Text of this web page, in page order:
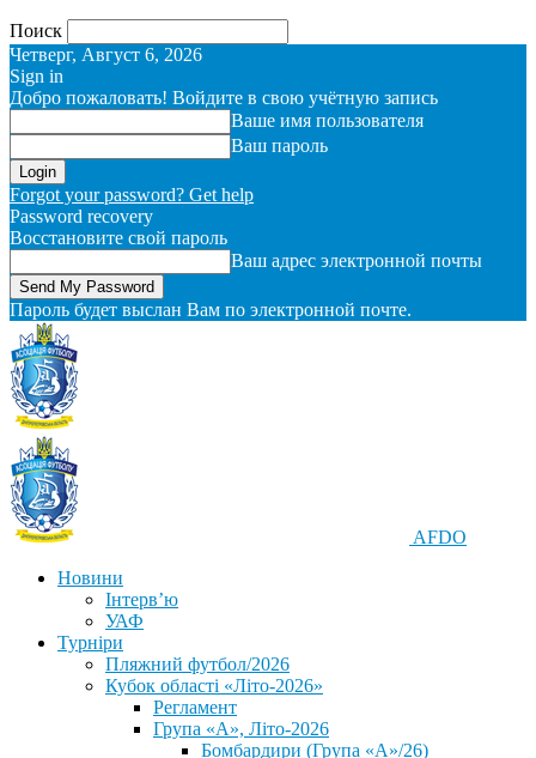
Поиск
Четверг, Август 6, 2026
Sign in
Добро пожаловать! Войдите в свою учётную запись
Ваше имя пользователя
Ваш пароль
Forgot your password? Get help
Password recovery
Восстановите свой пароль
Ваш адрес электронной почты
Пароль будет выслан Вам по электронной почте.
AFDO
Новини
Інтерв’ю
УАФ
Турніри
Пляжний футбол/2026
Кубок області «Літо-2026»
Регламент
Група «А», Літо-2026
Бомбардири (Група «А»/26)